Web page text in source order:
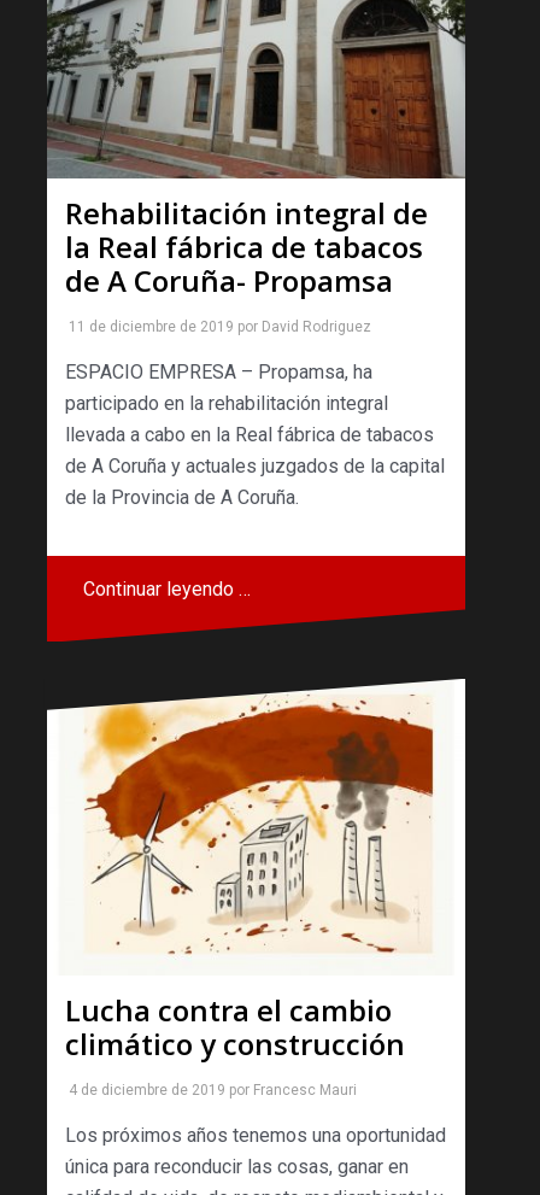
Rehabilitación integral de
la Real fábrica de tabacos
de A Coruña- Propamsa
11 de diciembre de 2019 por David Rodriguez
ESPACIO EMPRESA – Propamsa, ha
participado en la rehabilitación integral
llevada a cabo en la Real fábrica de tabacos
de A Coruña y actuales juzgados de la capital
de la Provincia de A Coruña.
Continuar leyendo …
Lucha contra el cambio
climático y construcción
4 de diciembre de 2019 por Francesc Mauri
Los próximos años tenemos una oportunidad
única para reconducir las cosas, ganar en